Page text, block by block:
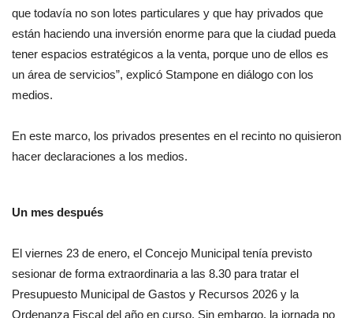
que todavía no son lotes particulares y que hay privados que
están haciendo una inversión enorme para que la ciudad pueda
tener espacios estratégicos a la venta, porque uno de ellos es
un área de servicios”, explicó Stampone en diálogo con los
medios.
En este marco, los privados presentes en el recinto no quisieron
hacer declaraciones a los medios.
Un mes después
El viernes 23 de enero, el Concejo Municipal tenía previsto
sesionar de forma extraordinaria a las 8.30 para tratar el
Presupuesto Municipal de Gastos y Recursos 2026 y la
Ordenanza Fiscal del año en curso. Sin embargo, la jornada no